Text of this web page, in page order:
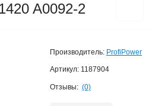
A0092-2
Производитель: ProfiPower
Артикул: 1187904
Отзывы: (0)